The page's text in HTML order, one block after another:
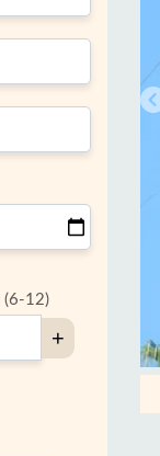
(6-12)
+